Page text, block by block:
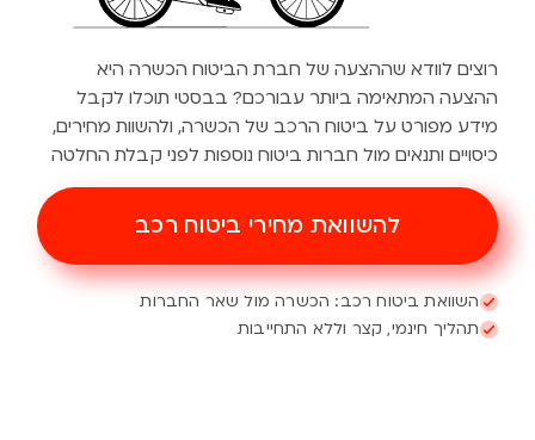
רוצים לוודא שההצעה של חברת הביטוח הכשרה היא
ההצעה המתאימה ביותר עבורכם? בבסטי תוכלו לקבל
מידע מפורט על ביטוח הרכב של הכשרה, ולהשוות מחירים,
כיסויים ותנאים מול חברות ביטוח נוספות לפני קבלת החלטה
להשוואת מחירי ביטוח רכב
השוואת ביטוח רכב: הכשרה מול שאר החברות
תהליך חינמי, קצר וללא התחייבות